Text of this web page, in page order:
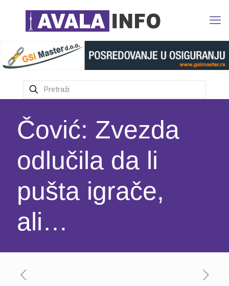
Čović: Zvezda
odlučila da li
pušta igrače,
ali…